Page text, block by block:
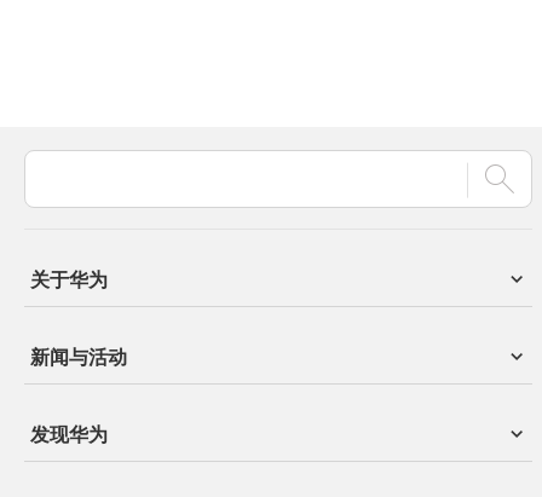
关于华为
新闻与活动
发现华为